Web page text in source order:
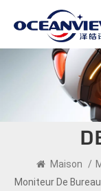
Maison /
Moniteur De